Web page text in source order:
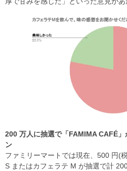
200 万人に抽選で「FAMIMA CAFÉ
ン
ファミリーマートでは現在、500 円(
S またはカフェラテ M が抽選で計